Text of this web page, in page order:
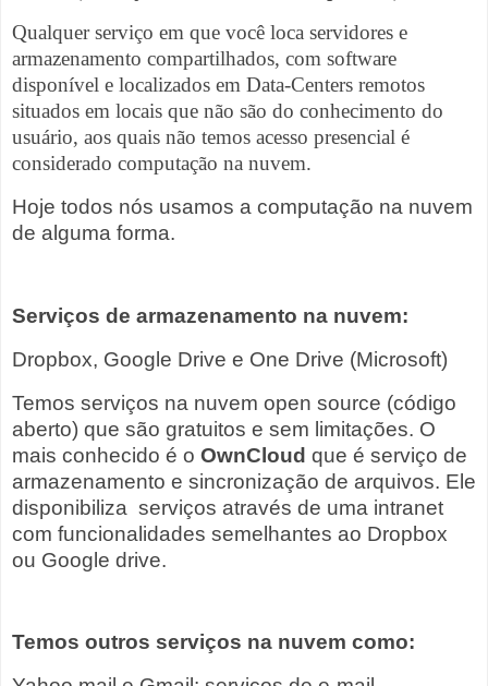
Qualquer serviço em que você loca servidores e
armazenamento compartilhados, com software
disponível e localizados em Data-Centers remotos
situados em locais que não são do conhecimento do
usuário, aos quais não temos acesso presencial é
considerado computação na nuvem.
Hoje todos nós usamos a computação na nuvem
de alguma forma.
Serviços de armazenamento na nuvem:
Dropbox, Google Drive e One Drive (Microsoft)
Temos serviços na nuvem open source (código
aberto) que são gratuitos e sem limitações. O
mais conhecido é o OwnCloud que é serviço de
armazenamento e sincronização de arquivos. Ele
disponibiliza serviços através de uma intranet
com funcionalidades semelhantes ao Dropbox
ou Google drive.
Temos outros serviços na nuvem como: